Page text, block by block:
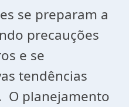
se preparam a
precauções
e se
tendências
O planejamento